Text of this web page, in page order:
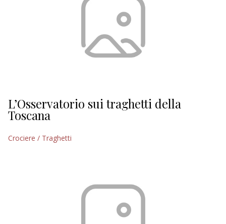
L’Osservatorio sui traghetti della
Toscana
Crociere / Traghetti